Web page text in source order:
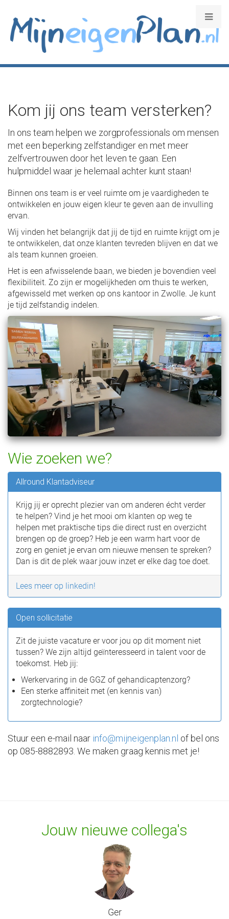
Kom jij ons team versterken?
In ons team helpen we zorgprofessionals om mensen
met een beperking zelfstandiger en met meer
zelfvertrouwen door het leven te gaan. Een
hulpmiddel waar je helemaal achter kunt staan!
Binnen ons team is er veel ruimte om je vaardigheden te
ontwikkelen en jouw eigen kleur te geven aan de invulling
ervan.
Wij vinden het belangrijk dat jij de tijd en ruimte krijgt om je
te ontwikkelen, dat onze klanten tevreden blijven en dat we
als team kunnen groeien.
Het is een afwisselende baan, we bieden je bovendien veel
flexibiliteit. Zo zijn er mogelijkheden om thuis te werken,
afgewisseld met werken op ons kantoor in Zwolle. Je kunt
je tijd zelfstandig indelen.
Wie zoeken we?
Allround Klantadviseur
Krijg jij er oprecht plezier van om anderen écht verder
te helpen? Vind je het mooi om klanten op weg te
helpen met praktische tips die direct rust en overzicht
brengen op de groep? Heb je een warm hart voor de
zorg en geniet je ervan om nieuwe mensen te spreken?
Dan is dit de plek waar jouw inzet er elke dag toe doet.
Lees meer op linkedin!
Open sollicitatie
Zit de juiste vacature er voor jou op dit moment niet
tussen? We zijn altijd geïnteresseerd in talent voor de
toekomst. Heb jij:
Werkervaring in de GGZ of gehandicaptenzorg?
Een sterke affiniteit met (en kennis van)
zorgtechnologie?
Stuur een e-mail naar info@mijneigenplan.nl of bel ons
op 085-8882893. We maken graag kennis met je!
Jouw nieuwe collega's
Ger